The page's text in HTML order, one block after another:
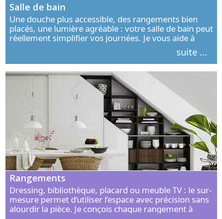
Salle de bain
Une douche plus accessible, des rangements bien
placés, une lumière agréable : votre salle de bain peut
réellement simplifier vos journées. Je vous aide à
concevoir un espace élégant, confortable et adapté à
suite ...
Rangements
Dressing, bibliothèque, placard ou meuble TV : le sur-
mesure permet d’utiliser l’espace avec précision sans
alourdir la pièce. Je conçois chaque rangement à